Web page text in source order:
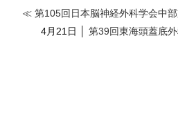
≪ 第105回日本脳神経外科学会中
4月21日 │ 第39回東海頭蓋底